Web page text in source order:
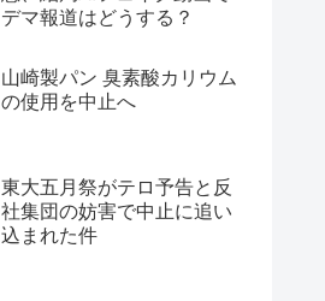
デマ報道はどうする？
山崎製パン 臭素酸カリウム
の使用を中止へ
東大五月祭がテロ予告と反
社集団の妨害で中止に追い
込まれた件